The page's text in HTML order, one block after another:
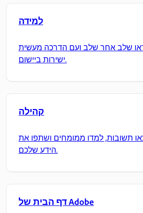
למידה
שלב אחר שלב ועם הדרכה מעשית
ישירות ביישום.
קהילה
תשובות, למדו ממומחים ושתפו את
הידע שלכם.
דף הבית של Adobe